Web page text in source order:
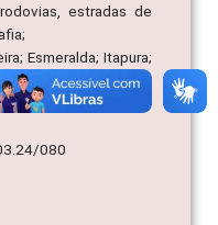
estradas de
Esmeralda; Itapura;
Tres Alianças.
080